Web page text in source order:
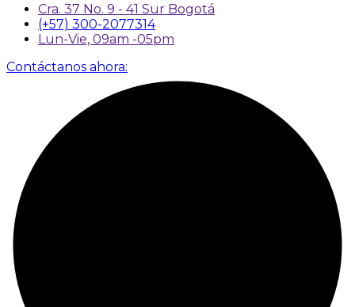
Cra. 37 No. 9 - 41 Sur Bogotá
(+57) 300-2077314
Lun-Vie, 09am -05pm
Contáctanos ahora: